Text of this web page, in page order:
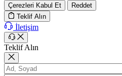
Çerezleri Kabul Et
Reddet
Teklif Alın
İletişim
Teklif Alın